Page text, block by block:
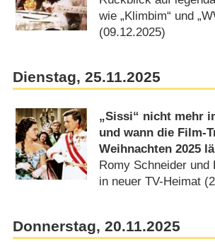
wie „Klimbim“ und
(09.12.2025)
Dienstag, 25.11.2025
„Sissi“ nicht mehr
und wann die Film-
Weihnachten 2025
Romy Schneider und
in neuer TV-Heimat
Donnerstag, 20.11.2025